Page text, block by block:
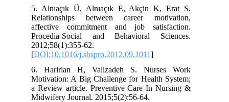
5. Alnıaçık Ü, Alnıaçık E, Akçin K, Erat S.
Relationships between career motivation,
affective commitment and job satisfaction.
Procedia-Social and Behavioral Sciences.
2012;58(1):355-62.
[DOI:10.1016/j.sbspro.2012.09.1011
6. Haririan H, Valizadeh S. Nurses Work
Motivation: A Big Challenge for Health System;
a Review article. Preventive Care In Nursing &
Midwifery Journal. 2015;5(2):56-64.